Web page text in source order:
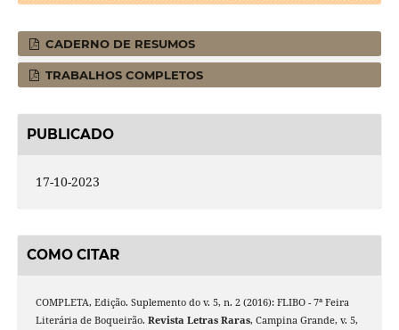
CADERNO DE RESUMOS
TRABALHOS COMPLETOS
PUBLICADO
17-10-2023
COMO CITAR
COMPLETA, Edição. Suplemento do v. 5, n. 2 (2016): FLIBO - 7ª Feira
Literária de Boqueirão. Revista Letras Raras, Campina Grande, v. 5,